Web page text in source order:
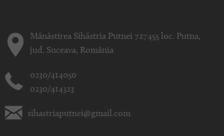
Mănăstirea Sihăstria Putnei 727455 loc. Putna,
jud. Suceava, România
0230/414050
0230/414323
sihastriaputnei@gmail.com